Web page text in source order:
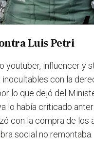
Luis Petri
youtuber, influencer y
con la
lo que dejó del
lo había criticado
con la compra de los
social no remontaba.